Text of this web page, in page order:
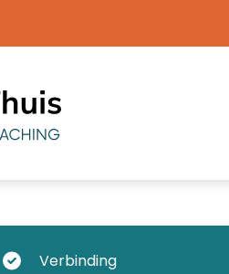
Verbinding